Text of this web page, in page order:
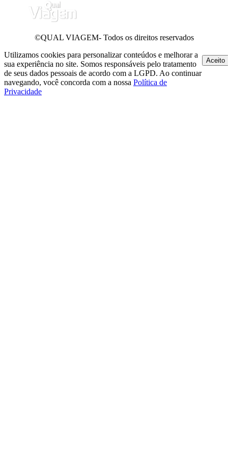
©QUAL VIAGEM- Todos os direitos reservados
Utilizamos cookies para personalizar conteúdos e melhorar a
sua experiência no site. Somos responsáveis pelo tratamento
de seus dados pessoais de acordo com a LGPD. Ao continuar
navegando, você concorda com a nossa Política de
Privacidade
Aceito